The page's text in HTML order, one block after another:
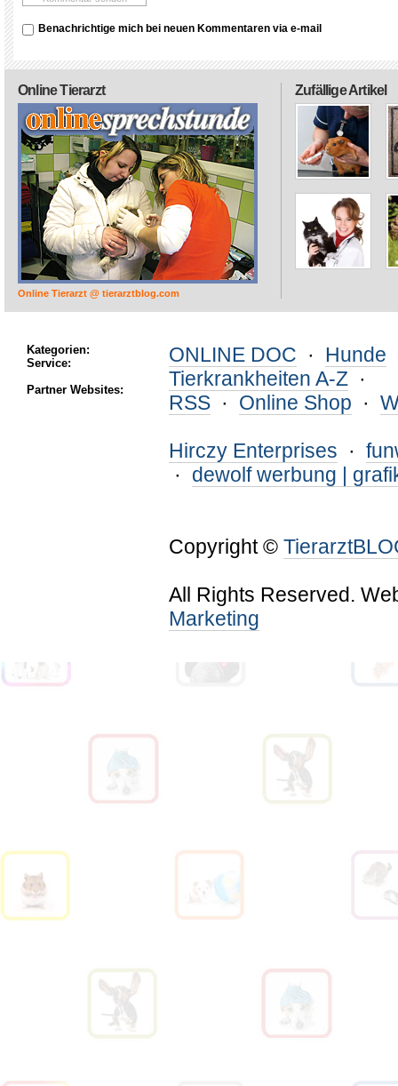
Benachrichtige mich bei neuen Kommentaren via e-mail
Zufällige Artikel
Online Tierarzt
Online Tierarzt @ tierarztblog.com
Kategorien:
Service:
Partner Websites:
ONLINE DOC · Hunde
Tierkrankheiten A-Z ·
RSS · Online Shop ·
Hirczy Enterprises ·
· dewolf werbung |
Copyright ©
All Rights Reserved.
Marketing